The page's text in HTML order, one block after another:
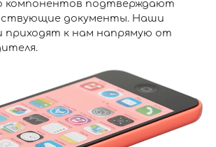
компонентов подтверждают
документы. Наши
приходят к нам напрямую от